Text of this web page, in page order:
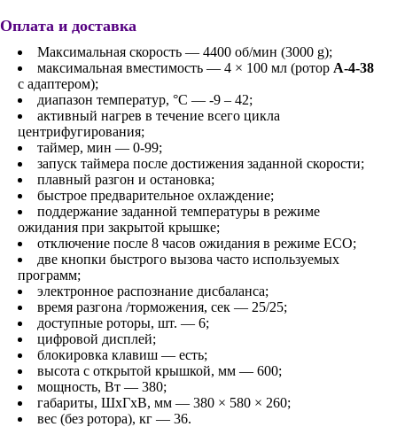
Оплата и доставка
Максимальная скорость — 4400 об/мин (3000 g);
максимальная вместимость — 4 × 100 мл (ротор A-4-38
с адаптером);
диапазон температур, °С — -9 – 42;
активный нагрев в течение всего цикла
центрифугирования;
таймер, мин — 0-99;
запуск таймера после достижения заданной скорости;
плавный разгон и остановка;
быстрое предварительное охлаждение;
поддержание заданной температуры в режиме
ожидания при закрытой крышке;
отключение после 8 часов ожидания в режиме ECO;
две кнопки быстрого вызова часто используемых
программ;
электронное распознание дисбаланса;
время разгона /торможения, сек — 25/25;
доступные роторы, шт. — 6;
цифровой дисплей;
блокировка клавиш — есть;
высота с открытой крышкой, мм — 600;
мощность, Вт — 380;
габариты, ШхГхВ, мм — 380 × 580 × 260;
вес (без ротора), кг — 36.